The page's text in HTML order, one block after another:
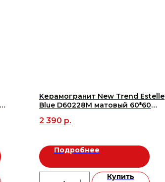
Kерамогранит New Trend Estelle
Blue D60228M матовый 60*60
2 390 р.
Подробнее
Купить